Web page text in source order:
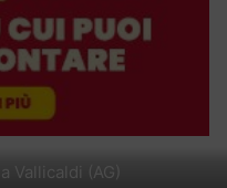
Vallicaldi (AG)